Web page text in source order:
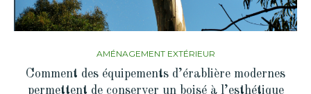
AMÉNAGEMENT EXTÉRIEUR
Comment des équipements d’érablière modernes
permettent de conserver un boisé à l’esthétique